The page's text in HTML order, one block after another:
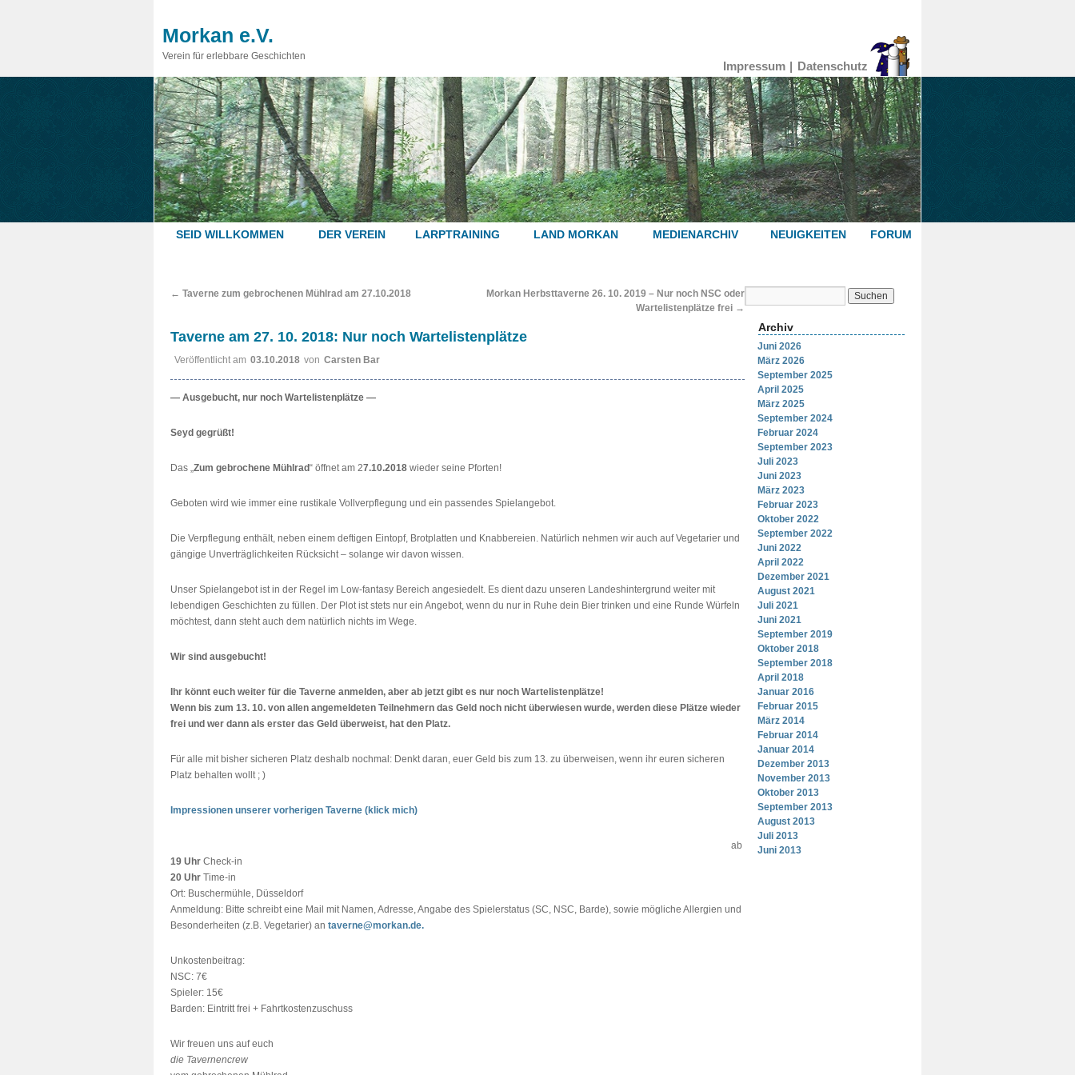
Morkan e.V.
Verein für erlebbare Geschichten
Impressum Datenschutz
SEID WILLKOMMEN DER VEREIN LARPTRAINING LAND MORKAN MEDIENARCHIV NEUIGKEITEN FORUM
← Taverne zum gebrochenen Mühlrad am 27.10.2018
Morkan Herbsttaverne 26. 10. 2019 – Nur noch NSC oder
Wartelistenplätze frei →
Taverne am 27. 10. 2018: Nur noch Wartelistenplätze
Veröffentlicht am 03.10.2018 von Carsten Bar
— Ausgebucht, nur noch Wartelistenplätze —
Seyd gegrüßt!
Das „Zum gebrochene Mühlrad“ öffnet am 27.10.2018 wieder seine Pforten!
Geboten wird wie immer eine rustikale Vollverpflegung und ein passendes Spielangebot.
Die Verpflegung enthält, neben einem deftigen Eintopf, Brotplatten und Knabbereien. Natürlich nehmen wir auch auf Vegetarier und
gängige Unverträglichkeiten Rücksicht – solange wir davon wissen.
Unser Spielangebot ist in der Regel im Low-fantasy Bereich angesiedelt. Es dient dazu unseren Landeshintergrund weiter mit
lebendigen Geschichten zu füllen. Der Plot ist stets nur ein Angebot, wenn du nur in Ruhe dein Bier trinken und eine Runde Würfeln
möchtest, dann steht auch dem natürlich nichts im Wege.
Wir sind ausgebucht!
Ihr könnt euch weiter für die Taverne anmelden, aber ab jetzt gibt es nur noch Wartelistenplätze!
Wenn bis zum 13. 10. von allen angemeldeten Teilnehmern das Geld noch nicht überwiesen wurde, werden diese Plätze wieder
frei und wer dann als erster das Geld überweist, hat den Platz.
Für alle mit bisher sicheren Platz deshalb nochmal: Denkt daran, euer Geld bis zum 13. zu überweisen, wenn ihr euren sicheren
Platz behalten wollt ; )
Impressionen unserer vorherigen Taverne (klick mich)
ab
19 Uhr Check-in
20 Uhr Time-in
Ort: Buschermühle, Düsseldorf
Anmeldung: Bitte schreibt eine Mail mit Namen, Adresse, Angabe des Spielerstatus (SC, NSC, Barde), sowie mögliche Allergien und
Besonderheiten (z.B. Vegetarier) an taverne@morkan.de.
Unkostenbeitrag:
NSC: 7€
Spieler: 15€
Barden: Eintritt frei + Fahrtkostenzuschuss
Wir freuen uns auf euch
die Tavernencrew
Archiv
Juni 2026
März 2026
September 2025
April 2025
März 2025
September 2024
Februar 2024
September 2023
Juli 2023
Juni 2023
März 2023
Februar 2023
Oktober 2022
September 2022
Juni 2022
April 2022
Dezember 2021
August 2021
Juli 2021
Juni 2021
September 2019
Oktober 2018
September 2018
April 2018
Januar 2016
Februar 2015
März 2014
Februar 2014
Januar 2014
Dezember 2013
November 2013
Oktober 2013
September 2013
August 2013
Juli 2013
Juni 2013